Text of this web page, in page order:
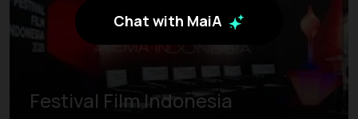
Chat with MaiA
Festival Film Indonesia